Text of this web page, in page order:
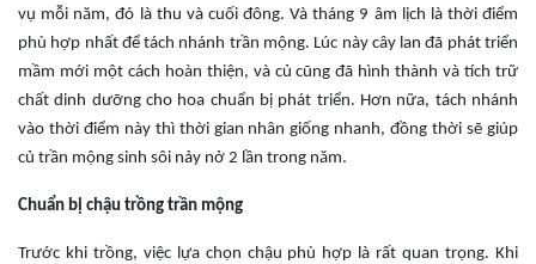
vụ mỗi năm, đó là thu và cuối đông. Và tháng 9 âm lịch là thời điểm
phù hợp nhất để tách nhánh trần mộng. Lúc này cây lan đã phát triển
mầm mới một cách hoàn thiện, và củ cũng đã hình thành và tích trữ
chất dinh dưỡng cho hoa chuẩn bị phát triển. Hơn nữa, tách nhánh
vào thời điểm này thì thời gian nhân giống nhanh, đồng thời sẽ giúp
củ trần mộng sinh sôi nảy nở 2 lần trong năm.
Chuẩn bị chậu trồng trần mộng
Trước khi trồng, việc lựa chọn chậu phù hợp là rất quan trọng. Khi